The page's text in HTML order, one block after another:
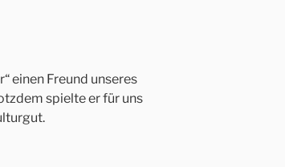
einen Freund unseres
spielte er für uns